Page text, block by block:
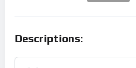
Descriptions: